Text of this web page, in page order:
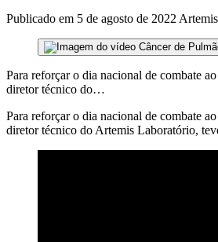
Publicado em 5 de agosto de 2022
Para reforçar o dia nacional de combate
diretor técnico do…
Para reforçar o dia nacional de combate
diretor técnico do Artemis Laboratório,